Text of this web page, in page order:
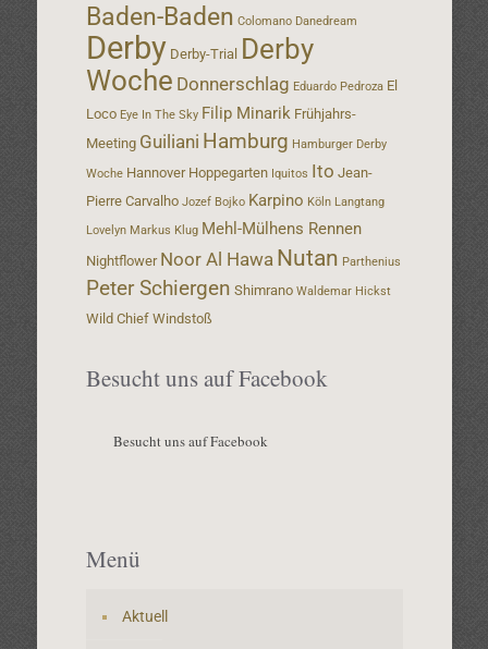
Baden-Baden Colomano Danedream
Derby Derby-Trial Derby
Woche Donnerschlag Eduardo Pedroza El
Loco Eye In The Sky Filip Minarik Frühjahrs-
Meeting Guiliani Hamburg Hamburger Derby
Woche Hannover Hoppegarten Iquitos Ito Jean-
Pierre Carvalho Jozef Bojko Karpino Köln Langtang
Lovelyn Markus Klug Mehl-Mülhens Rennen
Nightflower Noor Al Hawa Nutan Parthenius
Peter Schiergen Shimrano Waldemar Hickst
Wild Chief Windstoß
Besucht uns auf Facebook
Besucht uns auf Facebook
Menü
Aktuell